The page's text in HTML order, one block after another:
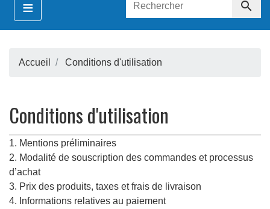
≡ 
Accueil Conditions d'utilisation
Conditions d'utilisation
1. Mentions préliminaires
2. Modalité de souscription des commandes et processus
d’achat
3. Prix des produits, taxes et frais de livraison
4. Informations relatives au paiement